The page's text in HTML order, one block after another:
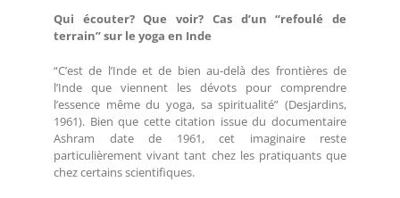
Qui écouter? Que voir? Cas d’un “refoulé de
terrain” sur le yoga en Inde
“C’est de l’Inde et de bien au-delà des frontières de
l’Inde que viennent les dévots pour comprendre
l’essence même du yoga, sa spiritualité” (Desjardins,
1961). Bien que cette citation issue du documentaire
Ashram date de 1961, cet imaginaire reste
particulièrement vivant tant chez les pratiquants que
chez certains scientifiques.